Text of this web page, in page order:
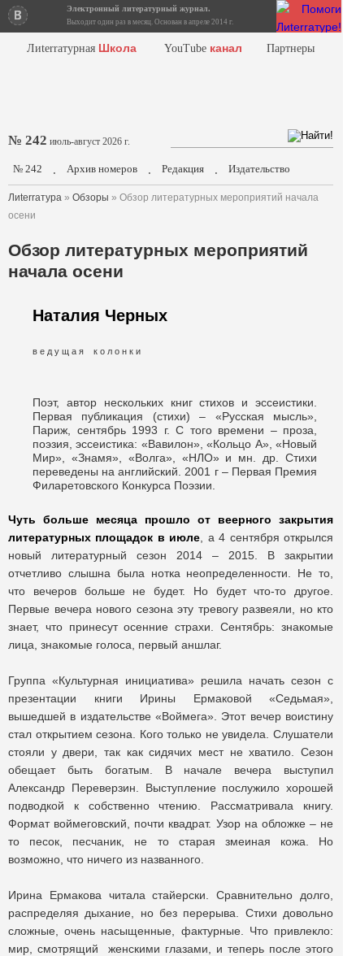
Электронный литературный журнал.
Выходит один раз в месяц. Основан в апреле 2014 г.
Лиterraтурная Школа YouTube канал Партнеры
№ 242 июль-август 2026 г.
№ 242 . Архив номеров . Редакция . Издательство
Лиterraтура » Обзоры » Обзор литературных мероприятий начала
осени
Обзор литературных мероприятий
начала осени
Наталия Черных
в е д у щ а я к о л о н к и
Поэт, автор нескольких книг стихов и эссеистики.
Первая публикация (стихи) – «Русская мысль»,
Париж, сентябрь 1993 г. С того времени – проза,
поэзия, эссеистика: «Вавилон», «Кольцо А», «Новый
Мир», «Знамя», «Волга», «НЛО» и мн. др. Стихи
переведены на английский. 2001 г – Первая Премия
Филаретовского Конкурса Поэзии.
Чуть больше месяца прошло от веерного закрытия
литературных площадок в июле , а 4 сентября открылся
новый литературный сезон 2014 – 2015. В закрытии
отчетливо слышна была нотка неопределенности. Не то,
что вечеров больше не будет. Но будет что-то другое.
Первые вечера нового сезона эту тревогу развеяли, но кто
знает, что принесут осенние страхи. Сентябрь: знакомые
лица, знакомые голоса, первый аншлаг.
Группа «Культурная инициатива» решила начать сезон с
презентации книги Ирины Ермаковой «Седьмая»,
вышедшей в издательстве «Воймега». Этот вечер воистину
стал открытием сезона. Кого только не увидела. Слушатели
стояли у двери, так как сидячих мест не хватило. Сезон
обещает быть богатым. В начале вечера выступил
Александр Переверзин. Выступление послужило хорошей
подводкой к собственно чтению. Рассматривала книгу.
Формат воймеговский, почти квадрат. Узор на обложке – не
то песок, песчаник, не то старая змеиная кожа. Но
возможно, что ничего из названного.
Ирина Ермакова читала стайерски. Сравнительно долго,
распределяя дыхание, но без перерыва. Стихи довольно
сложные, очень насыщенные, фактурные. Что привлекло:
мир, смотрящий женскими глазами, и теперь после этого